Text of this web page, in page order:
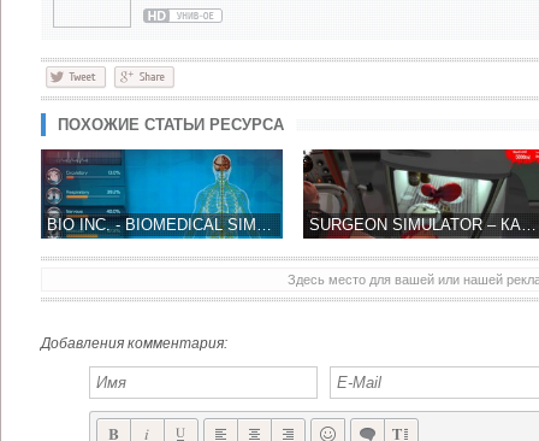
ПОХОЖИЕ СТАТЬИ РЕСУРСА
BIO INC. - BIOMEDICAL SIMULATOR ПОПРОБУЙ ПРИМЕРИТЬ ХАЛАТ ДОКТОРА! SURGEON SIMULATOR – КАК ТРУДНО БЫТЬ ВИРТУАЛЬНЫМ ХИРУРГОМ
Здесь место для вашей или нашей
Добавления комментария: